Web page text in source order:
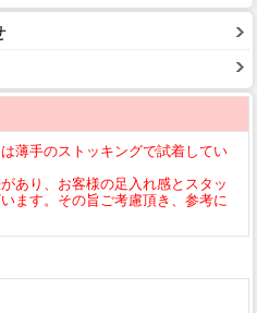
薄手のストッキングで試着してい
あり、お客様の足入れ感とスタッ
ます。その旨ご考慮頂き、参考に